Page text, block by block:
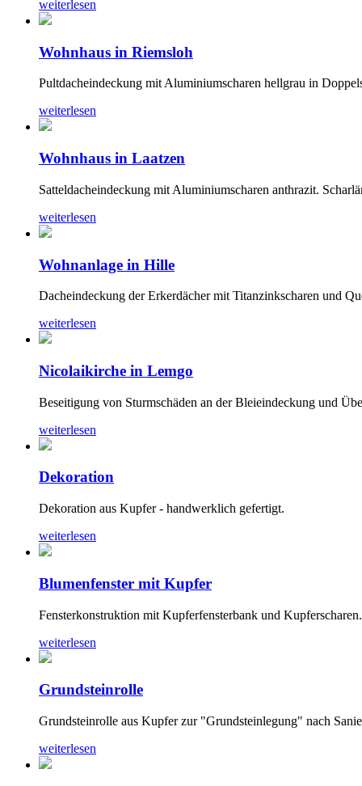
weiterlesen
Wohnhaus in Riemsloh
Pultdacheindeckung mit Aluminiumscharen hellgrau in
weiterlesen
Wohnhaus in Laatzen
Satteldacheindeckung mit Aluminiumscharen anthrazit.
weiterlesen
Wohnanlage in Hille
Dacheindeckung der Erkerdächer mit Titanzinkscharen und
weiterlesen
Nicolaikirche in Lemgo
Beseitigung von Sturmschäden an der Bleieindeckung und
weiterlesen
Dekoration
Dekoration aus Kupfer - handwerklich gefertigt.
weiterlesen
Blumenfenster mit Kupfer
Fensterkonstruktion mit Kupferfensterbank und Kupferscharen.
weiterlesen
Grundsteinrolle
Grundsteinrolle aus Kupfer zur "Grundsteinlegung" nach
weiterlesen